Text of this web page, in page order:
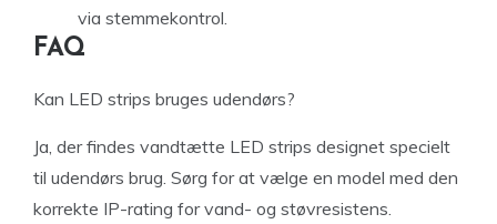
via stemmekontrol.
FAQ
Kan LED strips bruges udendørs?
Ja, der findes vandtætte LED strips designet specielt
til udendørs brug. Sørg for at vælge en model med den
korrekte IP-rating for vand- og støvresistens.